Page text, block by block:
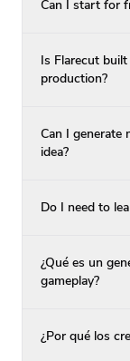
Can I start for
Is Flarecut
production?
Can I generate
idea?
Do I need to
¿Qué es un
gameplay?
¿Por qué los